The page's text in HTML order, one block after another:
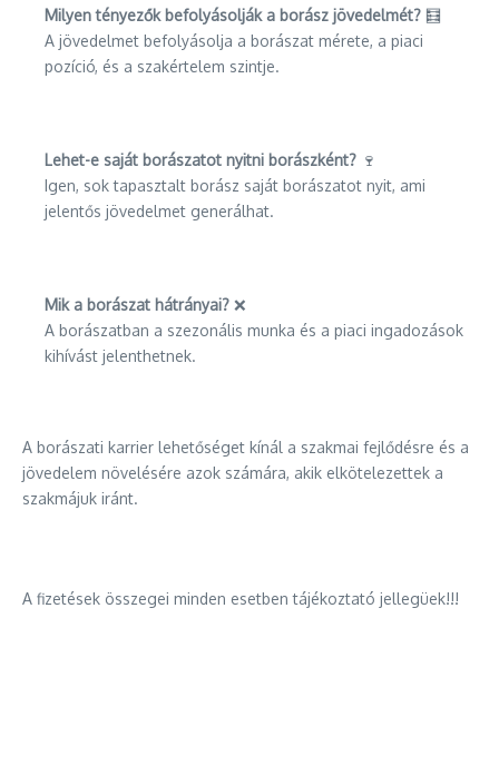
Milyen tényezők befolyásolják a borász jövedelmét? 🧮
A jövedelmet befolyásolja a borászat mérete, a piaci
pozíció, és a szakértelem szintje.
Lehet-e saját borászatot nyitni borászként? 🍷
Igen, sok tapasztalt borász saját borászatot nyit, ami
jelentős jövedelmet generálhat.
Mik a borászat hátrányai? ❌
A borászatban a szezonális munka és a piaci ingadozások
kihívást jelenthetnek.
A borászati karrier lehetőséget kínál a szakmai fejlődésre és a
jövedelem növelésére azok számára, akik elkötelezettek a
szakmájuk iránt.
A fizetések összegei minden esetben tájékoztató jellegüek!!!